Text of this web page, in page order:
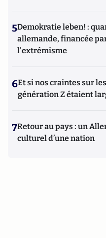
5Demokratie leben! :
allemande, financée
l'extrémisme
6Et si nos craintes sur
génération Z étaient
7Retour au pays : un
culturel d’une nation